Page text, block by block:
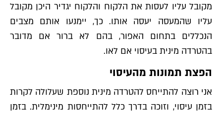
מקובל עליו לעסות את הלקוח והלקוח יגדיר היכן מקובל
עליו שהמעסה יעסה אותו. כך, יימנעו אותם מצבים
הנכללים בתחום האפור, בהם לא ברור אם מדובר
בהטרדה מינית בעיסוי אם לאו.
הפצת תמונות מהעיסוי
אני רוצה להתייחס להטרדה מינית נוספת שעלולה לקרות
בזמן עיסוי, וזוכה בדרך כלל להתייחסות מינימלית. בזמן